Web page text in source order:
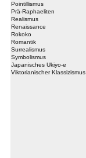
Pointillismus
Prä-Raphaeliten
Realismus
Renaissance
Rokoko
Romantik
Surrealismus
Symbolismus
Japanisches Ukiyo-e
Viktorianischer Klassizismus